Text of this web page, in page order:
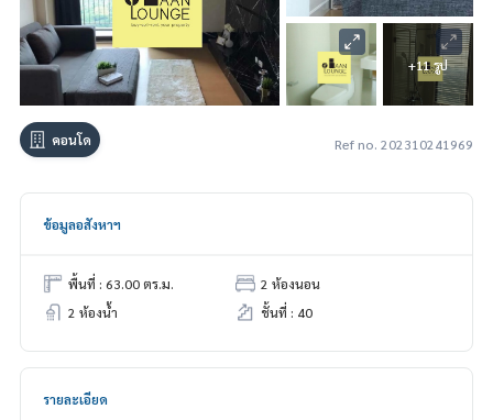
+11 รูป
คอนโด Ref no. 202310241969
ข้อมูลอสังหาฯ
พื้นที่ : 63.00 ตร.ม.
2 ห้องนอน
2 ห้องน้ำ
ชั้นที่ : 40
รายละเอียด